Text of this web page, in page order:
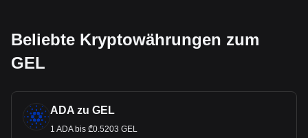
Beliebte Kryptowährungen zum
GEL
ADA zu GEL
1 ADA bis ₾0.5203 GEL